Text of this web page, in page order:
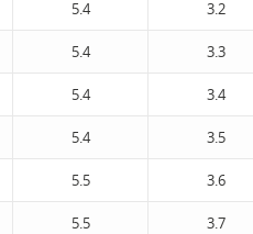
5.4 3.2
5.4 3.3
5.4 3.4
5.4 3.5
5.5 3.6
5.5 3.7